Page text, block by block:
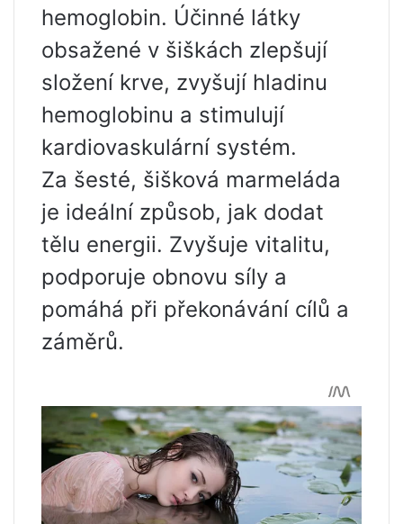
hemoglobin. Účinné látky
obsažené v šiškách zlepšují
složení krve, zvyšují hladinu
hemoglobinu a stimulují
kardiovaskulární systém.
Za šesté, šišková marmeláda
je ideální způsob, jak dodat
tělu energii. Zvyšuje vitalitu,
podporuje obnovu síly a
pomáhá při překonávání cílů a
záměrů.